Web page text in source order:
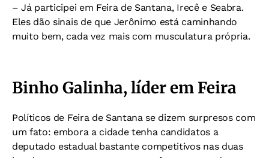
– Já participei em Feira de Santana, Irecê e Seabra.
Eles dão sinais de que Jerônimo está caminhando
muito bem, cada vez mais com musculatura própria.
Binho Galinha, líder em Feira
Políticos de Feira de Santana se dizem surpresos com
um fato: embora a cidade tenha candidatos a
deputado estadual bastante competitivos nas duas